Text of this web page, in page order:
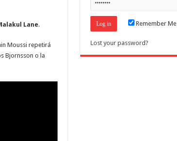
Lane.
Moussi repetirá
Bjornsson o la
Remember Me
Lost your password?